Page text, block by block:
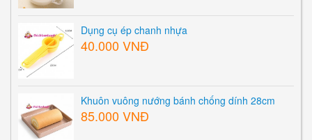
Dụng cụ ép chanh nhựa
40.000 VNĐ
Khuôn vuông nướng bánh chống dính 28cm
85.000 VNĐ